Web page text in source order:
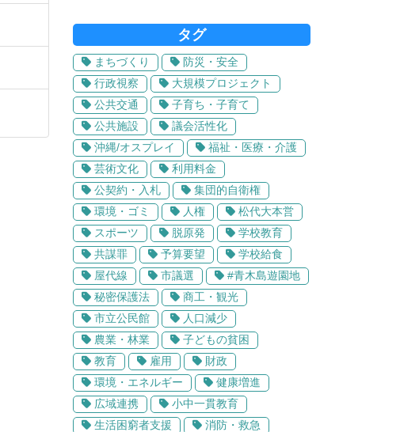
タグ
まちづくり
防災・安全
行政視察
大規模プロジェクト
公共交通
子育ち・子育て
公共施設
議会活性化
沖縄/オスプレイ
福祉・医療・介護
芸術文化
利用料金
公契約・入札
集団的自衛権
環境・ゴミ
人権
松代大本営
スポーツ
脱原発
学校教育
共謀罪
予算要望
学校給食
屋代線
市議選
#青木島遊園地
秘密保護法
商工・観光
市立公民館
人口減少
農業・林業
子どもの貧困
教育
雇用
財政
環境・エネルギー
健康増進
広域連携
小中一貫教育
生活困窮者支援
消防・救急